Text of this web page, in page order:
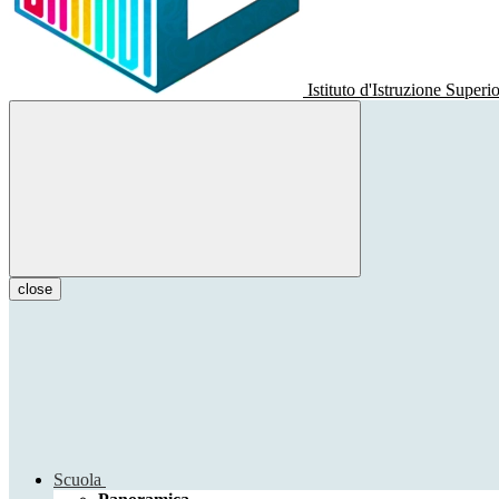
Istituto d'Istruzione
close
Scuola